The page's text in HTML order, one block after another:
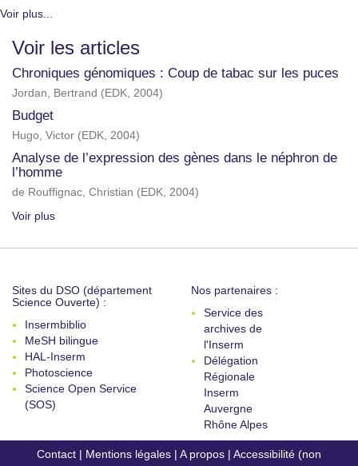
Voir plus...
Voir les articles
Chroniques génomiques : Coup de tabac sur les puces
Jordan, Bertrand (EDK, 2004)
Budget
Hugo, Victor (EDK, 2004)
Analyse de l’expression des gènes dans le néphron de
l’homme
de Rouffignac, Christian (EDK, 2004)
Voir plus
Sites du DSO (département
Science Ouverte) :
Insermbiblio
MeSH bilingue
HAL-Inserm
Photoscience
Science Open Service
(SOS)
Nos partenaires :
Service des
archives de
l'Inserm
Délégation
Régionale
Inserm
Auvergne
Rhône Alpes
Contact | Mentions légales | A propos | Accessibilité (non